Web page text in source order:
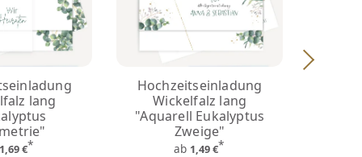
lang
1,69 €*
Hochzeitseinladung
Wickelfalz lang
"Aquarell Eukalyptus
Zweige"
ab 1,49 €*